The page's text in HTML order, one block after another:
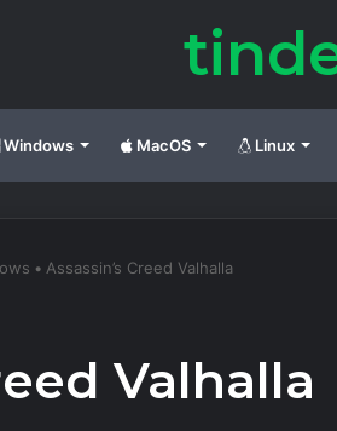
Windows MacOS Linux
• Assassin’s Creed Valhalla
Valhalla